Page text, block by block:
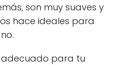
son muy suaves y
hace ideales para
adecuado para tu